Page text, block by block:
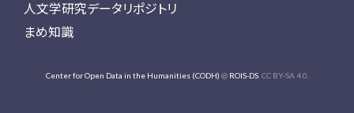
人文学研究データリポジトリ
まめ知識
Center for Open Data in the Humanities (CODH) @ ROIS-DS. CC BY-SA 4.0.